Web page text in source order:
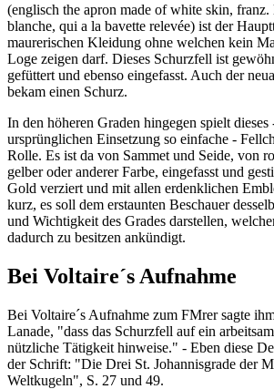
(englisch the apron made of white skin, franz.
blanche, qui а la bavette relevée) ist der
maurerischen Kleidung ohne welchen kein
Loge zeigen darf. Dieses Schurzfell ist
gefüttert und ebenso eingefasst. Auch der
bekam einen Schurz.
In den höheren Graden hingegen spielt dieses
ursprünglichen Einsetzung so einfache -
Rolle. Es ist da von Sammet und Seide, von
gelber oder anderer Farbe, eingefasst und
Gold verziert und mit allen erdenklichen
kurz, es soll dem erstaunten Beschauer
und Wichtigkeit des Grades darstellen,
dadurch zu besitzen ankündigt.
Bei Voltaire´s Aufnahme
Bei Voltaire´s Aufnahme zum FMrer sagte
Lanade, "dass das Schurzfell auf ein
nützliche Tätigkeit hinweise." - Eben diese
der Schrift: "Die Drei St. Johannisgrade der
Weltkugeln", S. 27 und 49.